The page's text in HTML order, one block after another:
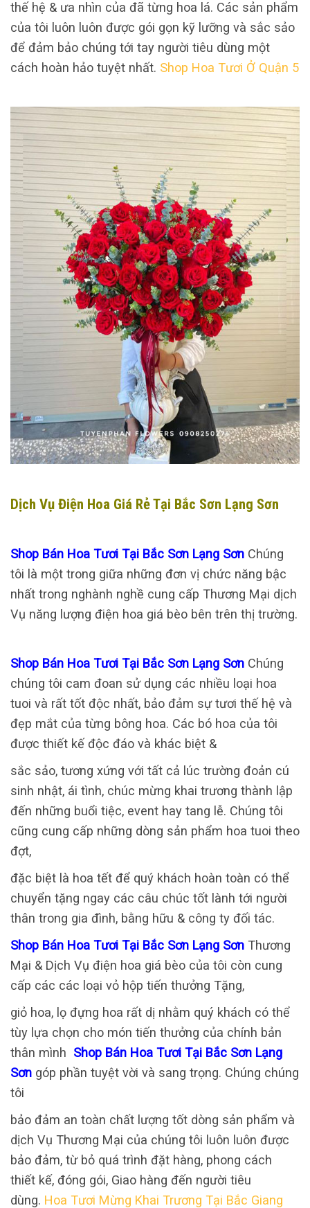
thế hệ & ưa nhìn của đã từng hoa lá. Các sản phẩm
của tôi luôn luôn được gói gọn kỹ lưỡng và sắc sảo
để đảm bảo chúng tới tay người tiêu dùng một
cách hoàn hảo tuyệt nhất. Shop Hoa Tươi Ở Quận 5
Dịch Vụ Điện Hoa Giá Rẻ Tại Bắc Sơn Lạng Sơn
Shop Bán Hoa Tươi Tại Bắc Sơn Lạng Sơn Chúng
tôi là một trong giữa những đơn vị chức năng bậc
nhất trong nghành nghề cung cấp Thương Mại dịch
Vụ năng lượng điện hoa giá bèo bên trên thị trường.
Shop Bán Hoa Tươi Tại Bắc Sơn Lạng Sơn Chúng
chúng tôi cam đoan sử dụng các nhiều loại hoa
tuoi và rất tốt độc nhất, bảo đảm sự tươi thế hệ và
đẹp mắt của từng bông hoa. Các bó hoa của tôi
được thiết kế độc đáo và khác biệt &
sắc sảo, tương xứng với tất cả lúc trường đoản cú
sinh nhật, ái tình, chúc mừng khai trương thành lập
đến những buổi tiệc, event hay tang lễ. Chúng tôi
cũng cung cấp những dòng sản phẩm hoa tuoi theo
đợt,
đặc biệt là hoa tết để quý khách hoàn toàn có thể
chuyển tặng ngay các câu chúc tốt lành tới người
thân trong gia đình, bằng hữu & công ty đối tác.
Shop Bán Hoa Tươi Tại Bắc Sơn Lạng Sơn Thương
Mại & Dịch Vụ điện hoa giá bèo của tôi còn cung
cấp các các loại vỏ hộp tiến thưởng Tặng,
giỏ hoa, lọ đựng hoa rất dị nhằm quý khách có thể
tùy lựa chọn cho món tiến thưởng của chính bản
thân mình Shop Bán Hoa Tươi Tại Bắc Sơn Lạng
Sơn góp phần tuyệt vời và sang trọng. Chúng chúng
tôi
bảo đảm an toàn chất lượng tốt dòng sản phẩm và
dịch Vụ Thương Mại của chúng tôi luôn luôn được
bảo đảm, từ bỏ quá trình đặt hàng, phong cách
thiết kế, đóng gói, Giao hàng đến người tiêu
dùng. Hoa Tươi Mừng Khai Trương Tại Bắc Giang